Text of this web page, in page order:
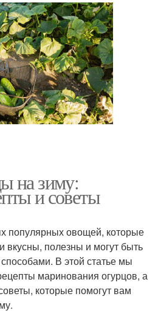
на зиму:
и советы
популярных овощей, которые
вкусны, полезны и могут быть
В этой статье мы
маринования огурцов, а
которые помогут вам